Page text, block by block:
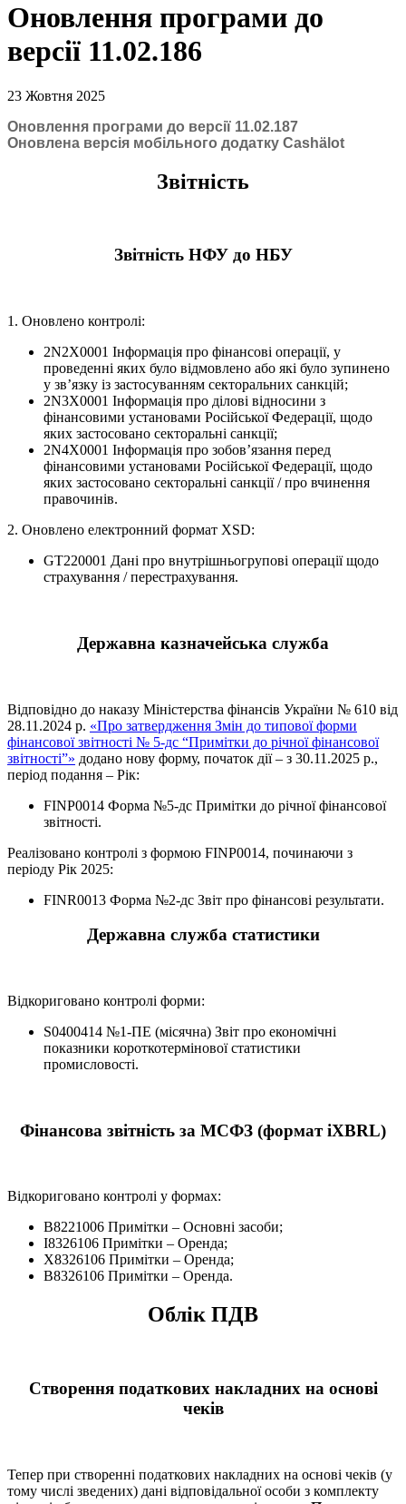
Оновлення програми до
версії 11.02.186
23 Жовтня 2025
Оновлення програми до версії 11.02.187
Оновлена версія мобільного додатку Cashӓlot
Звітність
Звітність НФУ до НБУ
1. Оновлено контролі:
2N2X0001 Інформація про фінансові операції, у
проведенні яких було відмовлено або які було зупинено
у зв’язку із застосуванням секторальних санкцій;
2N3X0001 Інформація про ділові відносини з
фінансовими установами Російської Федерації, щодо
яких застосовано секторальні санкції;
2N4X0001 Інформація про зобов’язання перед
фінансовими установами Російської Федерації, щодо
яких застосовано секторальні санкції / про вчинення
правочинів.
2. Оновлено електронний формат XSD:
GT220001 Дані про внутрішньогрупові операції щодо
страхування / перестрахування.
Державна казначейська служба
Відповідно до наказу Міністерства фінансів України № 610 від
28.11.2024 р. «Про затвердження Змін до типової форми
фінансової звітності № 5-дс “Примітки до річної фінансової
звітності”» додано нову форму, початок дії – з 30.11.2025 р.,
період подання – Рік:
FINP0014 Форма №5-дс Примітки до річної фінансової
звітності.
Реалізовано контролі з формою FINP0014, починаючи з
періоду Рік 2025:
FINR0013 Форма №2-дс Звіт про фінансові результати.
Державна служба статистики
Відкориговано контролі форми:
S0400414 №1-ПЕ (місячна) Звіт про економічні
показники короткотермінової статистики
промисловості.
Фінансова звітність за МСФЗ (формат iXBRL)
Відкориговано контролі у формах:
B8221006 Примітки – Основні засоби;
I8326106 Примітки – Оренда;
X8326106 Примітки – Оренда;
B8326106 Примітки – Оренда.
Облік ПДВ
Створення податкових накладних на основі
чеків
Тепер при створенні податкових накладних на основі чеків (у
тому числі зведених) дані відповідальної особи з комплекту